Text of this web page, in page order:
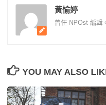
黃愉婷
曾任 NPOst 編輯
YOU MAY ALSO